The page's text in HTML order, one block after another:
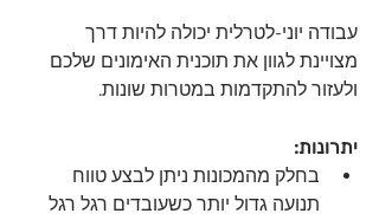
עבודה יוני-לטרלית יכולה להיות דרך
מצויינת לגוון את תוכנית האימונים שלכם
ולעזור להתקדמות במטרות שונות.
יתרונות:
בחלק מהמכונות ניתן לבצע טווח
תנועה גדול יותר כשעובדים רגל רגל